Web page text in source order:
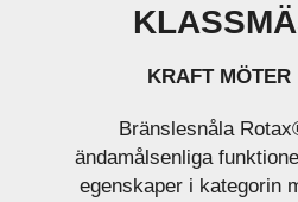
KRAFT MÖTER
Bränslesnåla
ändamålsenliga
egenskaper i kategorin